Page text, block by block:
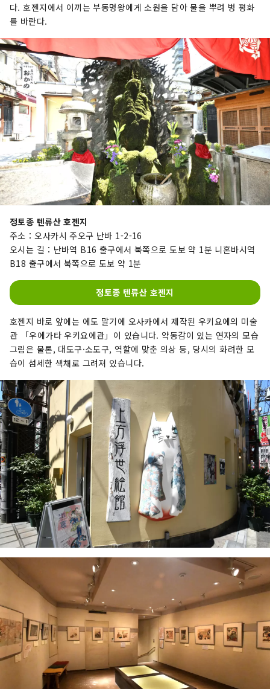
다. 호젠지에서 이끼는 부동명왕에게 소원을 담아 물을 뿌려 병 평화
를 바란다.
정토종 텐류산 호젠지
주소：오사카시 주오구 난바 1-2-16
오시는 길：난바역 B16 출구에서 북쪽으로 도보 약 1분 니혼바시역
B18 출구에서 북쪽으로 도보 약 1분
정토종 텐류산 호젠지
호젠지 바로 앞에는 에도 말기에 오사카에서 제작된 우키요에의 미술
관 「우에가타 우키요에관」이 있습니다. 약동감이 있는 연자의 모습
그림은 물론, 대도구·소도구, 역할에 맞춘 의상 등, 당시의 화려한 모
습이 섬세한 색채로 그려져 있습니다.